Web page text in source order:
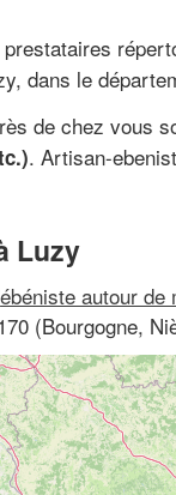
dans le
de chez vous
. Artisan-
Luzy
ébéniste autour de
(Bourgogne,